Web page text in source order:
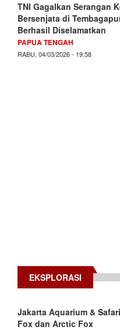
TNI Gagalkan Serangan
Bersenjata di
Berhasil Diselamatkan
PAPUA TENGAH
RABU, 04/03/2026 - 19:58
EKSPLORASI
Jakarta Aquarium &
Fox dan Arctic Fox